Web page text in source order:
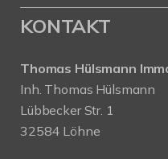
KONTAKT
Thomas Hülsmann
Inh. Thomas Hülsmann
Lübbecker Str. 1
32584 Löhne